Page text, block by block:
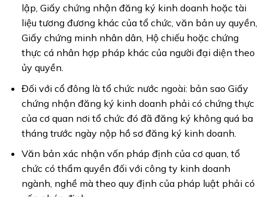
lập, Giấy chứng nhận đăng ký kinh doanh hoặc tài
liệu tương đương khác của tổ chức, văn bản uy quyền,
Giấy chứng minh nhân dân, Hộ chiếu hoặc chứng
thực cá nhân hợp pháp khác của người đại diện theo
ủy quyền.
Đối với cổ đông là tổ chức nước ngoài: bản sao Giấy
chứng nhận đăng ký kinh doanh phải có chứng thực
của cơ quan nơi tổ chức đó đã đăng ký không quá ba
tháng trước ngày nộp hồ sơ đăng ký kinh doanh.
Văn bản xác nhận vốn pháp định của cơ quan, tổ
chức có thẩm quyền đối với công ty kinh doanh
ngành, nghề mà theo quy định của pháp luật phải có